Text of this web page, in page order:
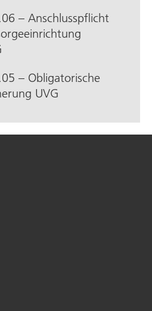
– Anschluss­pflicht
– Obligatorische
UVG